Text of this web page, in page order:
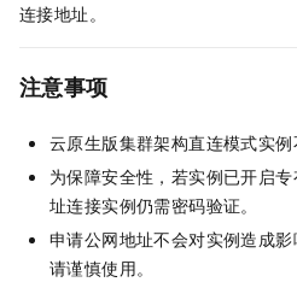
连接地址。
注意事项
云原生版集群架构直连模式实例
为保障安全性，若实例已开启
址连接实例仍需密码验证。
申请公网地址不会对实例造成
请谨慎使用。